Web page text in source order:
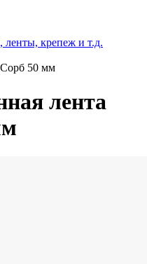
ленты, крепеж и т.д.
50 мм
лента